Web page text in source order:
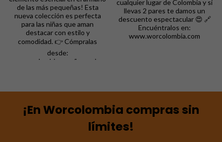
¡En Worcolombia compras sin
límites!